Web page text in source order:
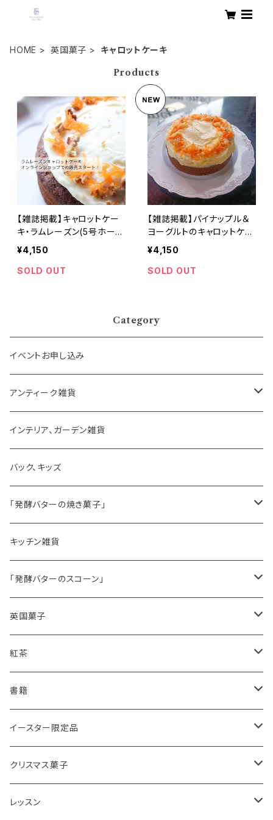
HOME 英国菓子 キャロットケーキ
Products
【雑誌掲載】キャロットケー
キ・ラムレーズン(5号ホール
)
¥4,150
SOLD OUT
【雑誌掲載】パイナップル＆
ヨーグルトのキャロットケー
キ
¥4,150
SOLD OUT
Category
イベントお申し込み
アンティーク雑貨
ゼリーモールド
コンポート
ハマースレイ
インテリア、ガーデン雑貨
バック、キッズ
「発酵バターの焼き菓子」
バターサンドクッキー
シードケーキ
レモンドリズルケーキ
オーガニックラベンダー
ルバーブ
アールグレイ
いちご
キッチン雑貨
「発酵バターのスコーン」
プレーンスコーン
スコーンギフト
スコーンと紅茶のギフト
アールグレイティースコーン
チーズスコーン
オーガニックラベンダー
抹茶と小豆
栗のスコーン
英国菓子
レモンドリズルケーキ
バナナブレッド
ウエリッシュケーキ
ヴィクトリアサンドイッチケーキ
オレンジとポピーシードのケーキ
紅茶
アールグレイ
リーフ
ティーバッグ
セイロンティー
ディンブラ
ウバ
紅茶ギフト
紅茶・お菓子ギフト
薔薇の紅茶
書籍
インテリア
紅茶缶
本
イースター限定品
ビスケット・クッキー
アイシングクッキー
クリスマス菓子
ミンスパイ
レッスン